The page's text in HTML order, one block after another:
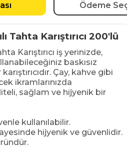
Ödeme
Tahta Karıştırıcı 200'lü
Karıştırıcı iş yerinizde,
baskısız
Çay, kahve gibi
ikramlarınızda
sağlam ve hijyenik bir
kullanılabilir.
hijyenik ve güvenlidir.